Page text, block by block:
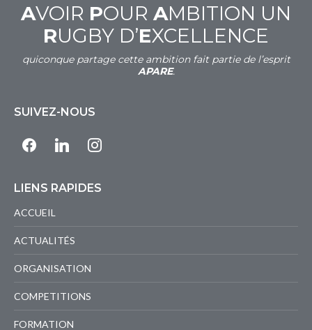
AVOIR POUR AMBITION UN
RUGBY D’EXCELLENCE
quiconque partage cette ambition fait partie de l’esprit
APARE.
SUIVEZ-NOUS
facebooklinkedin instagram
LIENS RAPIDES
ACCUEIL
ACTUALITÉS
ORGANISATION
COMPETITIONS
FORMATION